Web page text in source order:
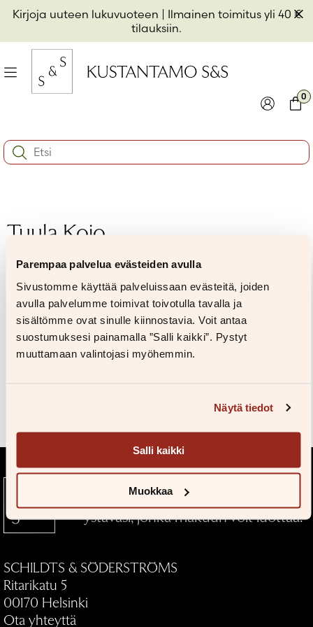
Parempaa palvelua evästeiden avulla
Sivustomme käyttää palveluissaan evästeitä, joiden
avulla palvelumme toimivat toivotulla tavalla ja
sisältömme ovat sinulle kiinnostavia. Voit antaa
suostumuksesi painamalla ”Salli kaikki”. Pystyt
muuttamaan valintojasi myöhemmin.
Näytä tiedot
Salli kaikki
Muokkaa
Kirjoja uuteen lukuvuoteen | Ilmainen toimitus yli 40 €
tilauksiin.
Hyppää
sisältöön
Valikko
Muista minut
Kirjaudu sisään
Salasana unohtunut?
Eikö sinulla ole tiliä?
Luo uusi tili
0
Search:
Tuula Kojo
Kuvapankkiin
Kustantamo S&S — Kirjallinen
ystäväsi, jonka makuun voit luottaa.
SCHILDTS & SÖDERSTRÖMS
Ritarikatu 5
00170 Helsinki
Ota yhteyttä